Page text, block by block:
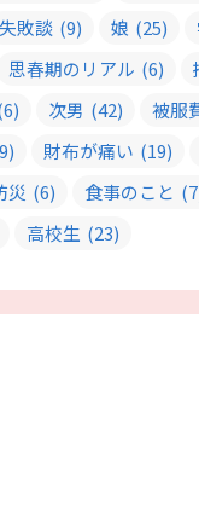
失敗談 (9) 娘 (25)
思春期のリアル (6)
次男 (42) 被服
財布が痛い (19)
災 (6) 食事のこと
高校生 (23)